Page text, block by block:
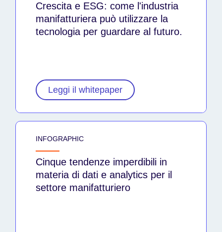
Crescita e ESG: come l'industria
manifatturiera può utilizzare la
tecnologia per guardare al futuro.
Leggi il whitepaper
INFOGRAPHIC
Cinque tendenze imperdibili in
materia di dati e analytics per il
settore manifatturiero